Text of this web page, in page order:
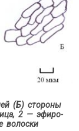
(Б) стороны
2 — эфиро-
волоски